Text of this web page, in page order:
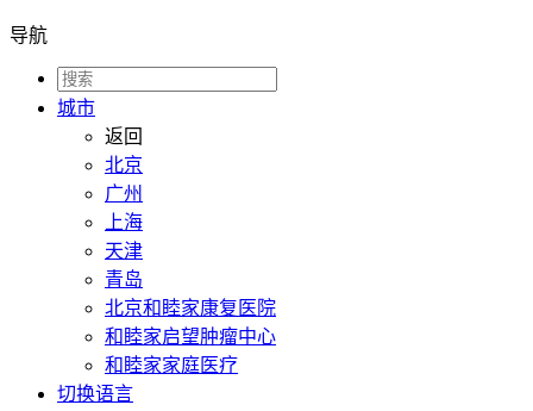
导航
城市
返回
北京
广州
上海
天津
青岛
北京和睦家康复医院
和睦家启望肿瘤中心
和睦家家庭医疗
切换语言